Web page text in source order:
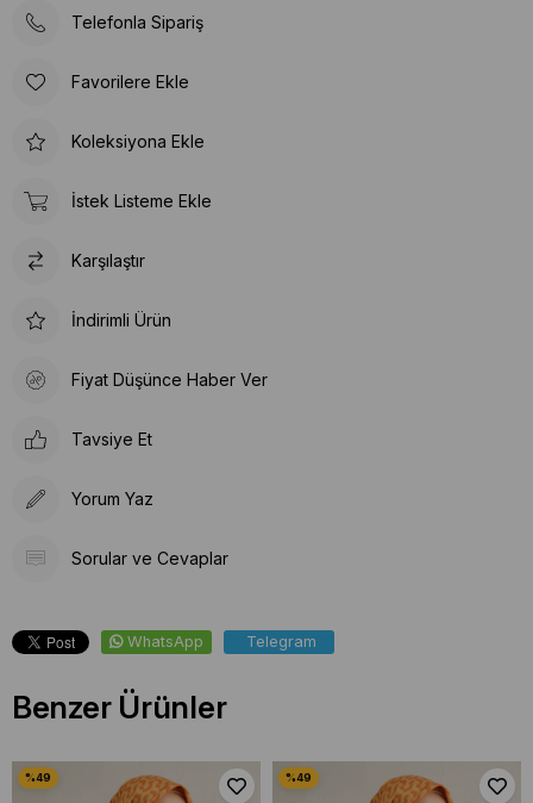
Telefonla Sipariş
Favorilere Ekle
Koleksiyona Ekle
İstek Listeme Ekle
Karşılaştır
İndirimli Ürün
Fiyat Düşünce Haber Ver
Tavsiye Et
Yorum Yaz
Sorular ve Cevaplar
WhatsApp Telegram
Benzer Ürünler